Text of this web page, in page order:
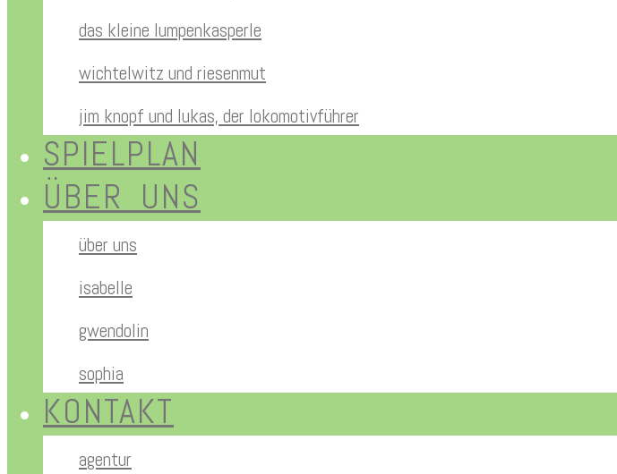
das kleine lumpenkasperle
wichtelwitz und riesenmut
jim knopf und lukas, der lokomotivführer
SPIELPLAN
ÜBER UNS
über uns
isabelle
gwendolin
sophia
KONTAKT
agentur